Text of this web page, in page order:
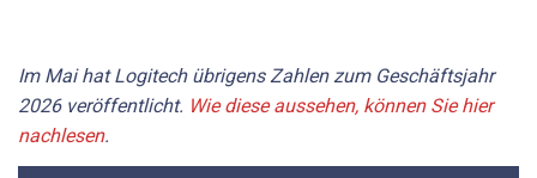
Im Mai hat Logitech übrigens Zahlen zum Geschäftsjahr
2026 veröffentlicht. Wie diese aussehen, können Sie hier
nachlesen.